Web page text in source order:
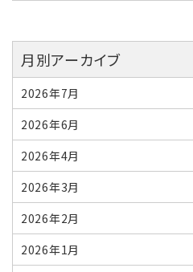
月別アーカイブ
2026年7月
2026年6月
2026年4月
2026年3月
2026年2月
2026年1月